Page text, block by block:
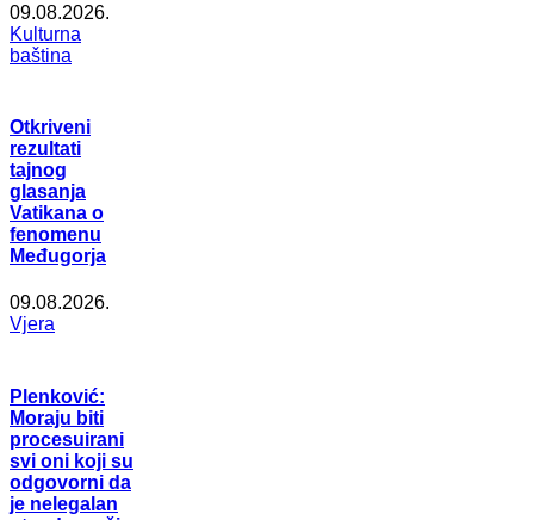
09.08.2026.
Kulturna
baština
Otkriveni
rezultati
tajnog
glasanja
Vatikana o
fenomenu
Međugorja
09.08.2026.
Vjera
Plenković:
Moraju biti
procesuirani
svi oni koji su
odgovorni da
je nelegalan